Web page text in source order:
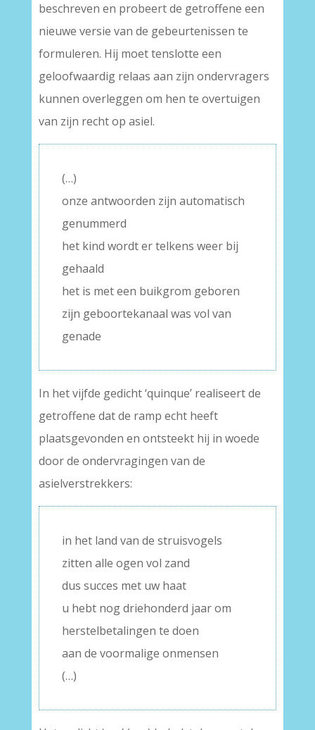
beschreven en probeert de getroffene een
nieuwe versie van de gebeurtenissen te
formuleren. Hij moet tenslotte een
geloofwaardig relaas aan zijn ondervragers
kunnen overleggen om hen te overtuigen
van zijn recht op asiel.
(…)
onze antwoorden zijn automatisch
genummerd
het kind wordt er telkens weer bij
gehaald
het is met een buikgrom geboren
zijn geboortekanaal was vol van
genade
In het vijfde gedicht ‘quinque’ realiseert de
getroffene dat de ramp echt heeft
plaatsgevonden en ontsteekt hij in woede
door de ondervragingen van de
asielverstrekkers:
in het land van de struisvogels
zitten alle ogen vol zand
dus succes met uw haat
u hebt nog driehonderd jaar om
herstelbetalingen te doen
aan de voormalige onmensen
(…)